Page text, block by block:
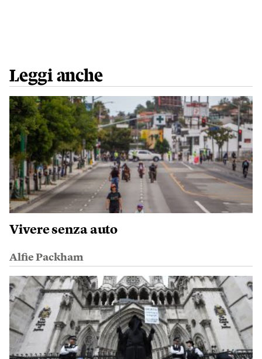
Leggi anche
Vivere senza auto
Alfie Packham